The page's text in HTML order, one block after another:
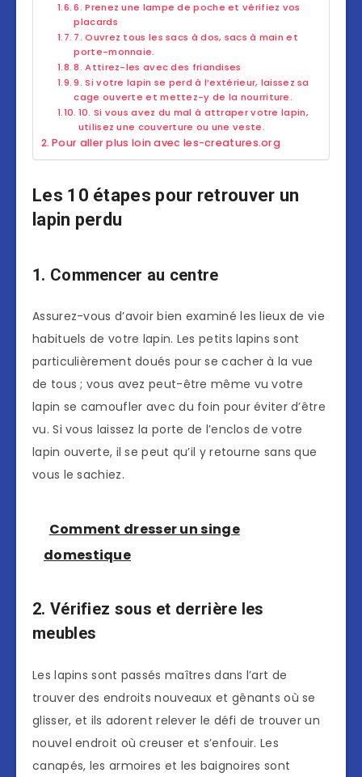
6. Prenez une lampe de poche et vérifiez vos
placards
7. Ouvrez tous les sacs à dos, sacs à main et
porte-monnaie.
8. Attirez-les avec des friandises
9. Si votre lapin se perd à l’extérieur, laissez sa
cage ouverte et mettez-y de la nourriture.
10. Si vous avez du mal à attraper votre lapin,
utilisez une couverture ou une veste.
Pour aller plus loin avec les-creatures.org
Les 10 étapes pour retrouver un
lapin perdu
1. Commencer au centre
Assurez-vous d’avoir bien examiné les lieux de vie
habituels de votre lapin. Les petits lapins sont
particulièrement doués pour se cacher à la vue
de tous ; vous avez peut-être même vu votre
lapin se camoufler avec du foin pour éviter d’être
vu. Si vous laissez la porte de l’enclos de votre
lapin ouverte, il se peut qu’il y retourne sans que
vous le sachiez.
Comment dresser un singe
domestique
2. Vérifiez sous et derrière les
meubles
Les lapins sont passés maîtres dans l’art de
trouver des endroits nouveaux et gênants où se
glisser, et ils adorent relever le défi de trouver un
nouvel endroit où creuser et s’enfouir. Les
canapés, les armoires et les baignoires sont